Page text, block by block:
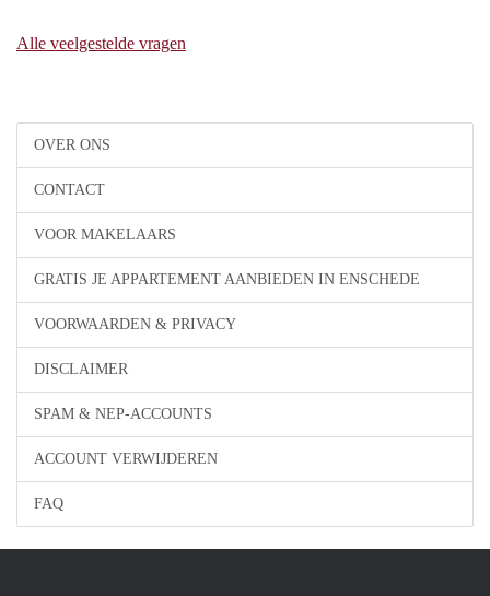
OVER ONS
CONTACT
VOOR MAKELAARS
GRATIS JE APPARTEMENT AANBIEDEN IN ENSCHEDE
VOORWAARDEN & PRIVACY
DISCLAIMER
SPAM & NEP-ACCOUNTS
ACCOUNT VERWIJDEREN
FAQ
Alle veelgestelde vragen